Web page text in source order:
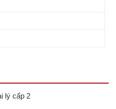
lý cấp 2